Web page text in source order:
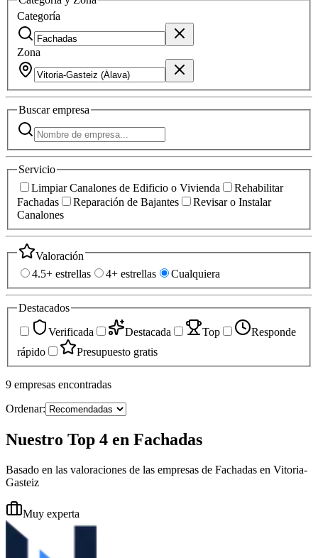
Categoría
Zona
Buscarempresa
Servicio
Limpiar Canalones de Edificio o Vivienda
Rehabilitar
Fachadas
Reparación de Bajantes
Revisar o Instalar
Canalones
Valoración
4.5+ estrellas
4+ estrellas Cualquiera
Destacados
Verificada
Destacada Top
Responde
rápido
Presupuesto gratis
9 empresas encontradas
Ordenar:
Nuestro Top 4 en Fachadas
Basado en las valoraciones de las empresas de Fachadas en Vitoria-
Gasteiz
Muy experta